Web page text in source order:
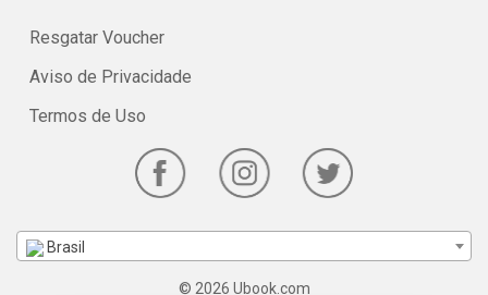
Resgatar Voucher
Aviso de Privacidade
Termos de Uso
Brasil
© 2026 Ubook.com